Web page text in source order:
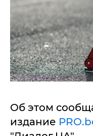
Об этом
издание